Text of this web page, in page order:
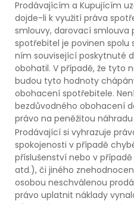
Prodávajícím a Kupujícím
dojde-li k využití práva
smlouvy, darovací smlouva
spotřebitel je povinen spolu
ním související poskytnuté
obohatil. V případě, že tyto
budou tyto hodnoty
obohacení spotřebitele.
bezdůvodného obohacení
právo na peněžitou
Prodávající si vyhrazuje
spokojenosti v případě
příslušenství nebo v
atd.), či jiného
osobou neschválenou
právo uplatnit náklady